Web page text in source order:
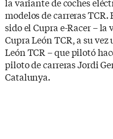
modelos de carreras
sido el Cupra e-Racer –
Cupra León TCR, a su
León TCR – que pilotó
piloto de carreras Jordi
Catalunya.